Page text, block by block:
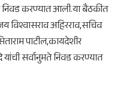
करण्यात आली.या बैठकीत
विश्वासराव अहिरराव,सचिव
पाटील,कायदेशीर
सर्वानुमते निवड करण्यात